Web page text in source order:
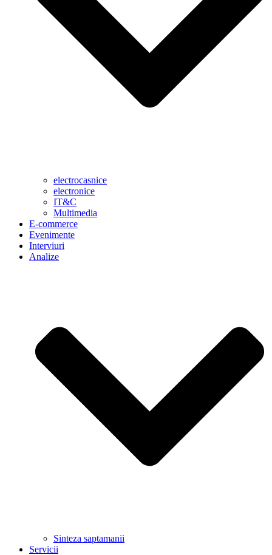
electrocasnice
electronice
IT&C
Multimedia
E-commerce
Evenimente
Interviuri
Analize
Sinteza saptamanii
Servicii